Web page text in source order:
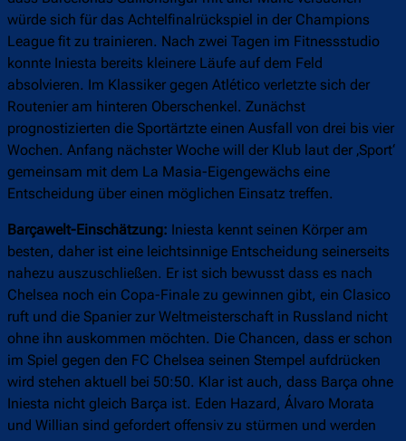
würde sich für das Achtelfinalrückspiel in der Champions
League fit zu trainieren. Nach zwei Tagen im Fitnessstudio
konnte Iniesta bereits kleinere Läufe auf dem Feld
absolvieren. Im Klassiker gegen Atlético verletzte sich der
Routenier am hinteren Oberschenkel. Zunächst
prognostizierten die Sportärtzte einen Ausfall von drei bis vier
Wochen. Anfang nächster Woche will der Klub laut der ‚Sport‘
gemeinsam mit dem La Masia-Eigengewächs eine
Entscheidung über einen möglichen Einsatz treffen.
Barçawelt-Einschätzung: Iniesta kennt seinen Körper am
besten, daher ist eine leichtsinnige Entscheidung seinerseits
nahezu auszuschließen. Er ist sich bewusst dass es nach
Chelsea noch ein Copa-Finale zu gewinnen gibt, ein Clasico
ruft und die Spanier zur Weltmeisterschaft in Russland nicht
ohne ihn auskommen möchten. Die Chancen, dass er schon
im Spiel gegen den FC Chelsea seinen Stempel aufdrücken
wird stehen aktuell bei 50:50. Klar ist auch, dass Barça ohne
Iniesta nicht gleich Barça ist. Eden Hazard, Álvaro Morata
und Willian sind gefordert offensiv zu stürmen und werden